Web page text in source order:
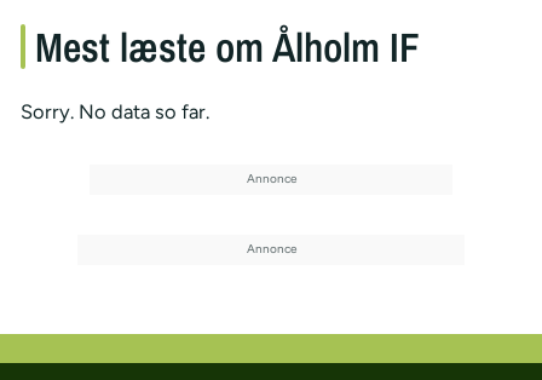
Mest læste om Ålholm IF
Sorry. No data so far.